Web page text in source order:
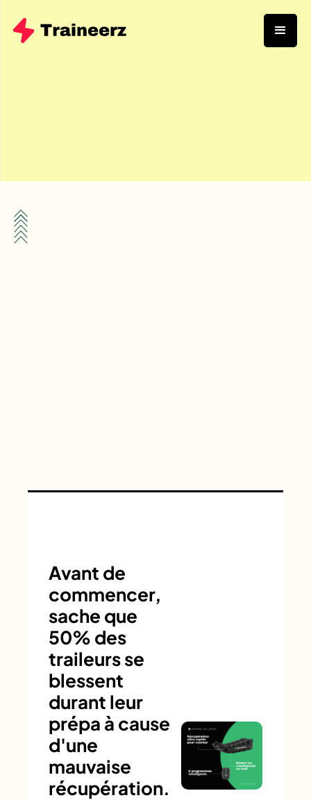
Avant de
commencer,
sache que
50% des
traileurs se
blessent
durant leur
prépa à cause
d'une
mauvaise
récupération.